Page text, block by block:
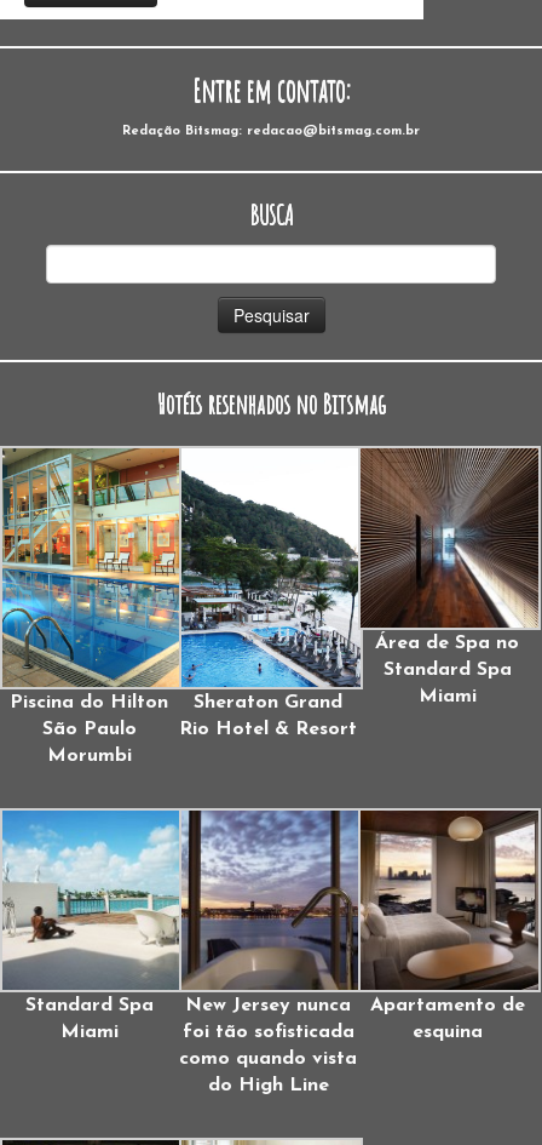
Entre em contato:
Redação Bitsmag: redacao@bitsmag.com.br
BUSCA
Hotéis resenhados no Bitsmag
Piscina do Hilton
São Paulo
Morumbi
Sheraton Grand
Rio Hotel & Resort
Área de Spa no
Standard Spa
Miami
Standard Spa
Miami
New Jersey nunca
foi tão sofisticada
como quando vista
do High Line
Apartamento de
esquina